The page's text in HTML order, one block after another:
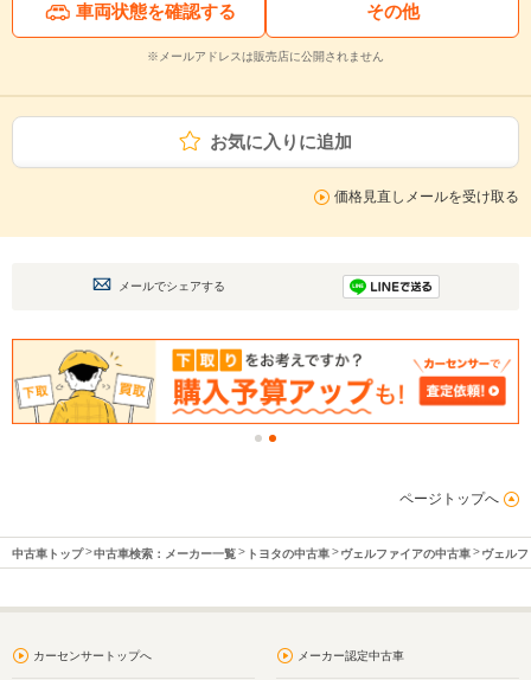
車両状態を確認する その他
※メールアドレスは販売店に公開されません
お気に入りに追加
価格見直しメールを受け取る
メールでシェアする
ページトップへ
中古車トップ 中古車検索：メーカー一覧 トヨタの中古車 ヴェルファイアの中古車 ヴェル
カーセンサートップへ メーカー認定中古車